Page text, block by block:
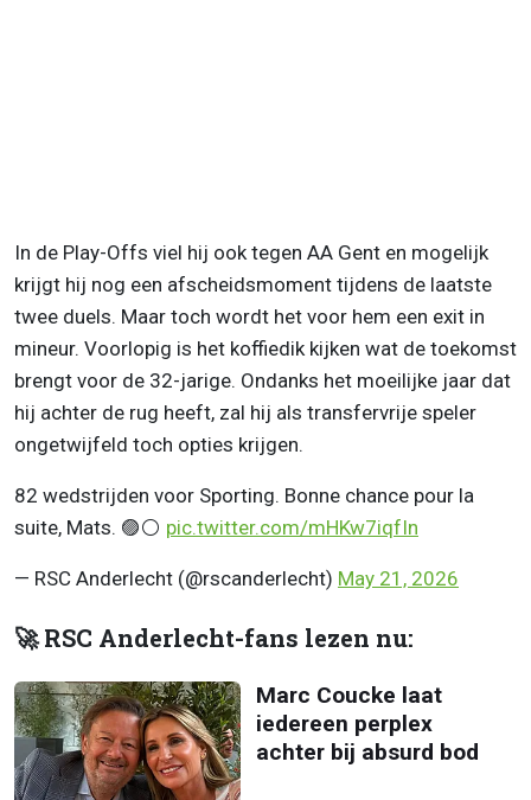
In de Play-Offs viel hij ook tegen AA Gent en mogelijk
krijgt hij nog een afscheidsmoment tijdens de laatste
twee duels. Maar toch wordt het voor hem een exit in
mineur. Voorlopig is het koffiedik kijken wat de toekomst
brengt voor de 32-jarige. Ondanks het moeilijke jaar dat
hij achter de rug heeft, zal hij als transfervrije speler
ongetwijfeld toch opties krijgen.
82 wedstrijden voor Sporting. Bonne chance pour la
suite, Mats. 🟣⚪️ pic.twitter.com/mHKw7iqfIn
— RSC Anderlecht (@rscanderlecht) May 21, 2026
🚀 RSC Anderlecht-fans lezen nu:
Marc Coucke laat
iedereen perplex
achter bij absurd bod